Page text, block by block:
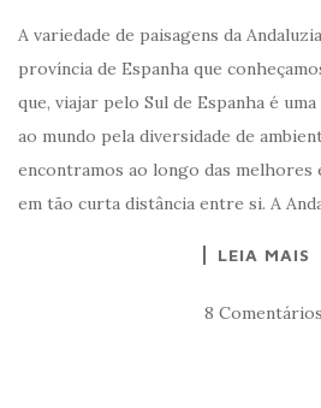
A variedade de paisagens da
província de Espanha que
que, viajar pelo Sul de Espanha é
ao mundo pela diversidade de
encontramos ao longo das melhores
em tão curta distância entre si. A
LEIA MAIS
8 Comentários